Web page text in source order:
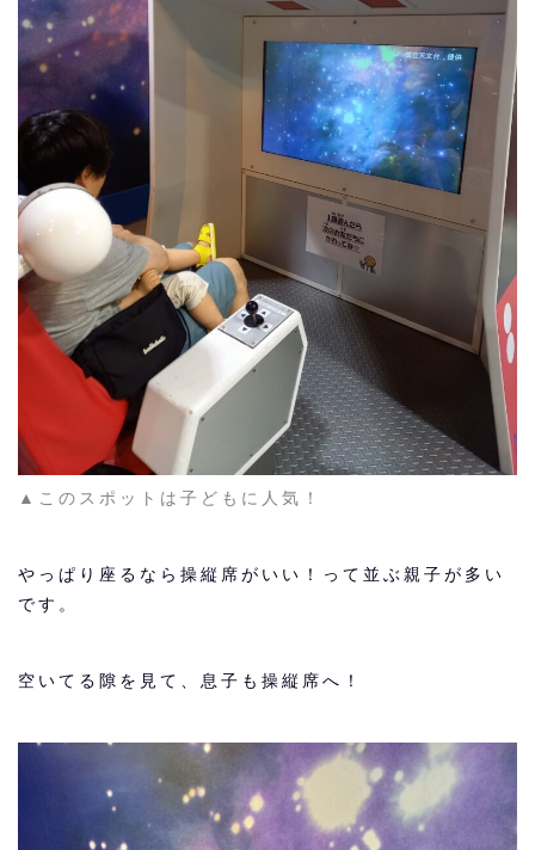
▲このスポットは子どもに人気！
やっぱり座るなら操縦席がいい！って並ぶ親子が多い
です。
空いてる隙を見て、息子も操縦席へ！